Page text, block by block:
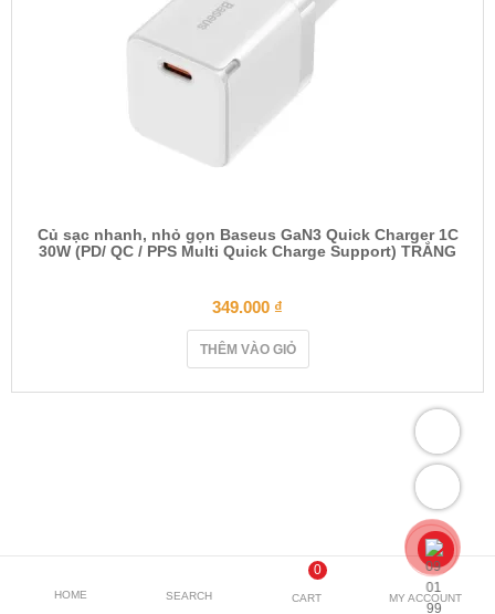
Củ sạc nhanh, nhỏ gọn Baseus GaN3 Quick Charger 1C
30W (PD/ QC / PPS Multi Quick Charge Support) TRẮNG
349.000 ₫
THÊM VÀO GIỎ
HOME SEARCH
0
CART MY ACCOUNT